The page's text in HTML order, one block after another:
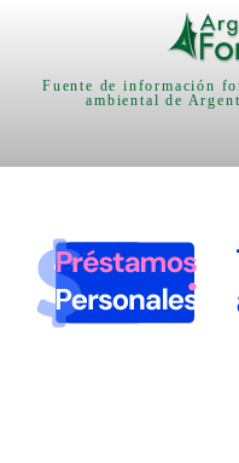
Fuente de información
ambiental de